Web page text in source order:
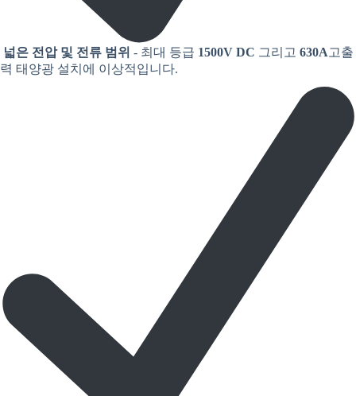
넓은 전압 및 전류 범위 - 최대 등급 1500V DC 그리고 630A고출
력 태양광 설치에 이상적입니다.